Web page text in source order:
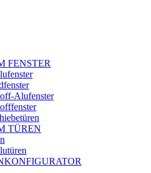
FENSTER
Alufenster
TÜREN